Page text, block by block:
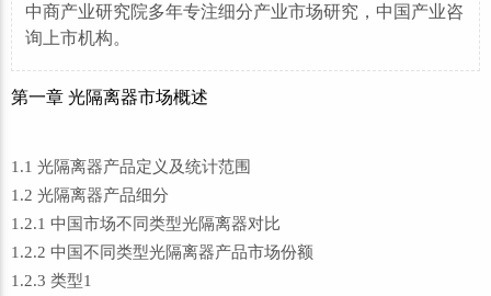
中商产业研究院多年专注细分产业市场研究，中国产业咨
询上市机构。
第一章 光隔离器市场概述
1.1 光隔离器产品定义及统计范围
1.2 光隔离器产品细分
1.2.1 中国市场不同类型光隔离器对比
1.2.2 中国不同类型光隔离器产品市场份额
1.2.3 类型1